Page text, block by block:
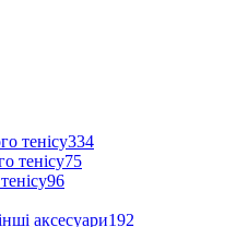
тенісу334
тенісу75
96
аксесуари192